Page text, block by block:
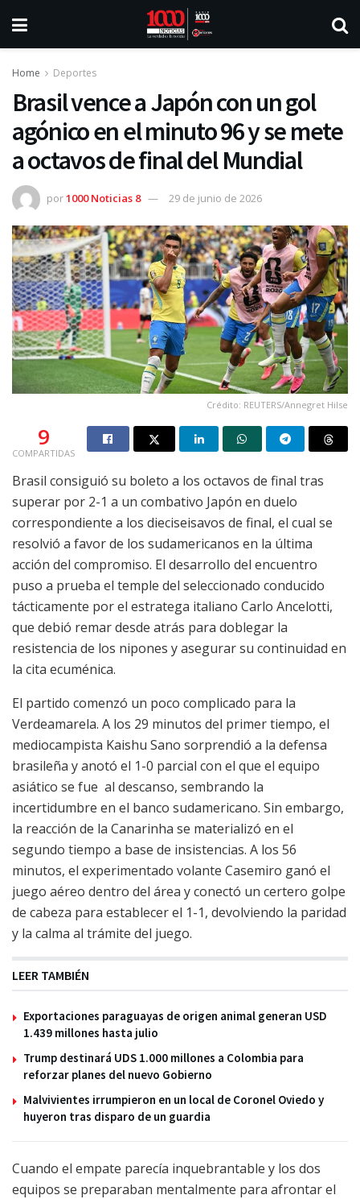
Home Deportes
Brasil vence a Japón con un gol
agónico en el minuto 96 y se mete
a octavos de final del Mundial
por1000 Noticias 8 29 de junio de 2026
Crédito: REUTERS/Annegret Hilse
9
COMPARTIDAS
Brasil consiguió su boleto a los octavos de final tras
superar por 2-1 a un combativo Japón en duelo
correspondiente a los dieciseisavos de final, el cual se
resolvió a favor de los sudamericanos en la última
acción del compromiso. El desarrollo del encuentro
puso a prueba el temple del seleccionado conducido
tácticamente por el estratega italiano Carlo Ancelotti,
que debió remar desde atrás para doblegar la
resistencia de los nipones y asegurar su continuidad en
la cita ecuménica.
El partido comenzó un poco complicado para la
Verdeamarela. A los 29 minutos del primer tiempo, el
mediocampista Kaishu Sano sorprendió a la defensa
brasileña y anotó el 1-0 parcial con el que el equipo
asiático se fue al descanso, sembrando la
incertidumbre en el banco sudamericano. Sin embargo,
la reacción de la Canarinha se materializó en el
segundo tiempo a base de insistencias. A los 56
minutos, el experimentado volante Casemiro ganó el
juego aéreo dentro del área y conectó un certero golpe
de cabeza para establecer el 1-1, devolviendo la paridad
y la calma al trámite del juego.
LEER TAMBIÉN
Exportaciones paraguayas de origen animal generan USD
1.439 millones hasta julio
Trump destinará UDS 1.000 millones a Colombia para
reforzar planes del nuevo Gobierno
Malvivientes irrumpieron en un local de Coronel Oviedo y
huyeron tras disparo de un guardia
Cuando el empate parecía inquebrantable y los dos
equipos se preparaban mentalmente para afrontar el